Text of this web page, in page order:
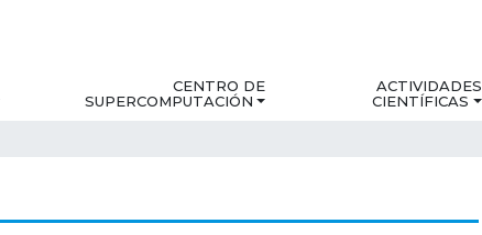
CENTRO DE
SUPERCOMPUTACIÓN
ACTIVIDADES
CIENTÍFICAS